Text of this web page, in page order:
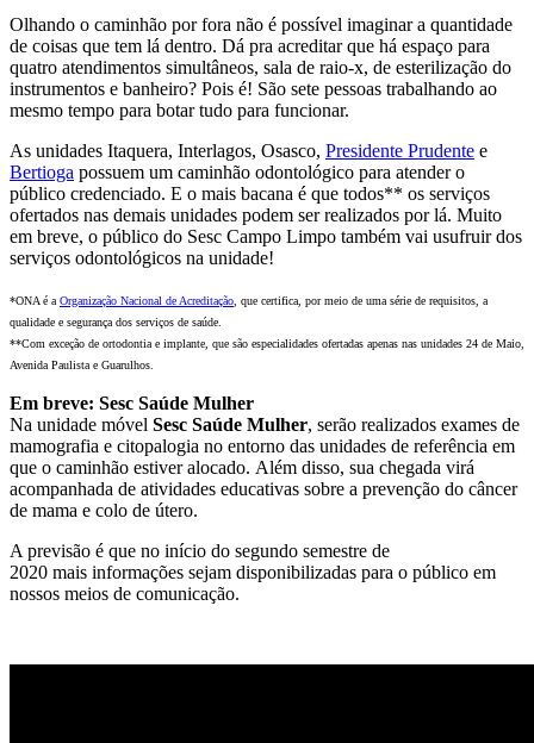
Olhando o caminhão por fora não é possível imaginar a quantidade
de coisas que tem lá dentro. Dá pra acreditar que há espaço para
quatro atendimentos simultâneos, sala de raio-x, de esterilização do
instrumentos e banheiro? Pois é! São sete pessoas trabalhando ao
mesmo tempo para botar tudo para funcionar.
As unidades Itaquera, Interlagos, Osasco, Presidente Prudente e
Bertioga possuem um caminhão odontológico para atender o
público credenciado. E o mais bacana é que todos** os serviços
ofertados nas demais unidades podem ser realizados por lá. Muito
em breve, o público do Sesc Campo Limpo também vai usufruir dos
serviços odontológicos na unidade!
*ONA é a Organização Nacional de Acreditação , que certifica, por meio de uma série de requisitos, a
qualidade e segurança dos serviços de saúde.
**Com exceção de ortodontia e implante, que são especialidades ofertadas apenas nas unidades 24 de Maio,
Avenida Paulista e Guarulhos.
Em breve: Sesc Saúde Mulher
Na unidade móvel Sesc Saúde Mulher, serão realizados exames de
mamografia e citopalogia no entorno das unidades de referência em
que o caminhão estiver alocado. Além disso, sua chegada virá
acompanhada de atividades educativas sobre a prevenção do câncer
de mama e colo de útero.
A previsão é que no início do segundo semestre de
2020 mais informações sejam disponibilizadas para o público em
nossos meios de comunicação.